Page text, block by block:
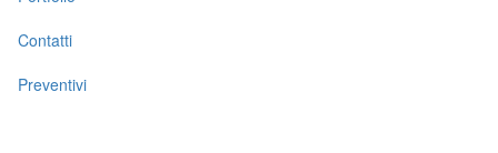
Contatti
Preventivi